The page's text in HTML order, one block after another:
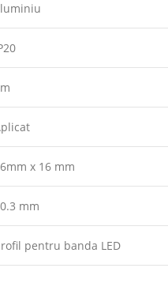
x 16 mm
mm
pentru banda LED